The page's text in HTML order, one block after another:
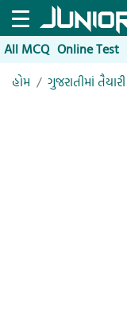
All MCQ Online Test
હોમ
ગુજરાતીમાં તૈયારી